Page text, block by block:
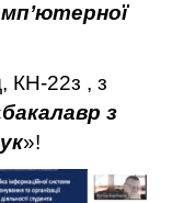
КН-22з , з
бакалавр з
»!